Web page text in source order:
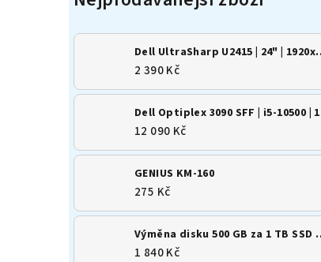
Dell UltraSharp
2 390 Kč
12 090 Kč
GENIUS KM-160
275 Kč
Výměna
1 840 Kč